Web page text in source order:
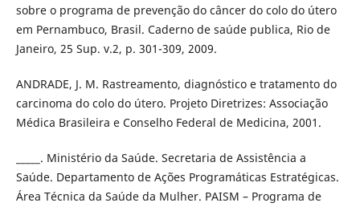
sobre o programa de prevenção do câncer do colo do útero
em Pernambuco, Brasil. Caderno de saúde publica, Rio de
Janeiro, 25 Sup. v.2, p. 301-309, 2009.
ANDRADE, J. M. Rastreamento, diagnóstico e tratamento do
carcinoma do colo do útero. Projeto Diretrizes: Associação
Médica Brasileira e Conselho Federal de Medicina, 2001.
_____. Ministério da Saúde. Secretaria de Assistência a
Saúde. Departamento de Ações Programáticas Estratégicas.
Área Técnica da Saúde da Mulher. PAISM – Programa de